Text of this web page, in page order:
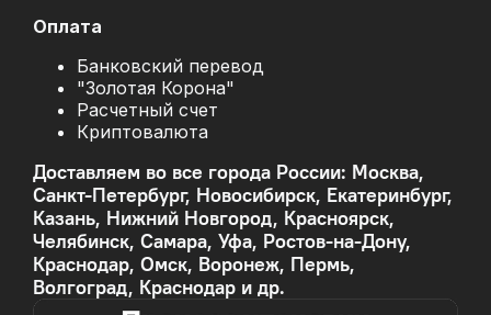
Оплата
Банковский перевод
"Золотая Корона"
Расчетный счет
Криптовалюта
Доставляем во все города России: Москва,
Санкт-Петербург, Новосибирск, Екатеринбург,
Казань, Нижний Новгород, Красноярск,
Челябинск, Самара, Уфа, Ростов-на-Дону,
Краснодар, Омск, Воронеж, Пермь,
Волгоград, Краснодар и др.